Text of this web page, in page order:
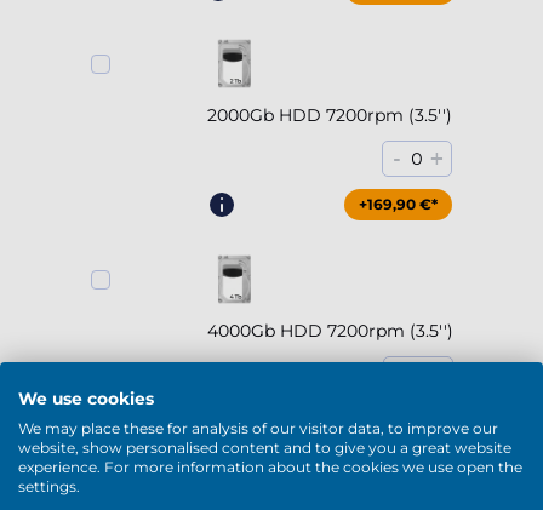
2000Gb HDD 7200rpm (3.5'')
- 0 +
+169,90 €*
4000Gb HDD 7200rpm (3.5'')
+229,90 €*
We use cookies
We may place these for analysis of our visitor data, to improve our
website, show personalised content and to give you a great website
experience. For more information about the cookies we use open the
settings.